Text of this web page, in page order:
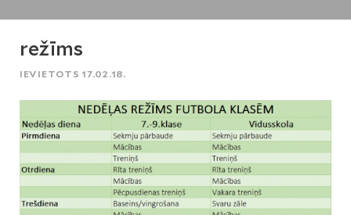
režīms
IEVIETOTS 17.02.18.